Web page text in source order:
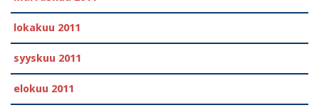
lokakuu 2011
syyskuu 2011
elokuu 2011